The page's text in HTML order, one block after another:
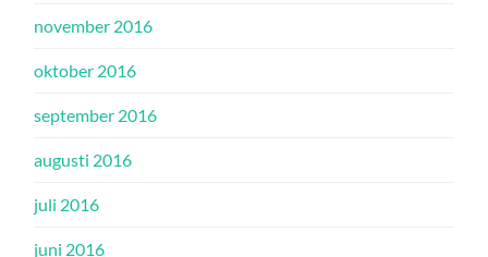
november 2016
oktober 2016
september 2016
augusti 2016
juli 2016
juni 2016